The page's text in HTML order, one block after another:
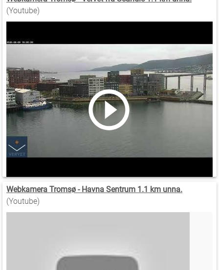
(Youtube)
Webkamera Tromsø - Havna Sentrum 1.1 km unna.
(Youtube)